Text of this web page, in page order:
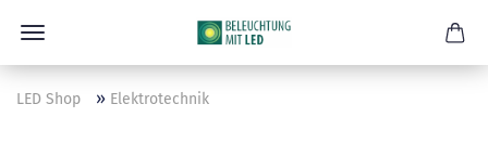
LED Shop » Elektrotechnik